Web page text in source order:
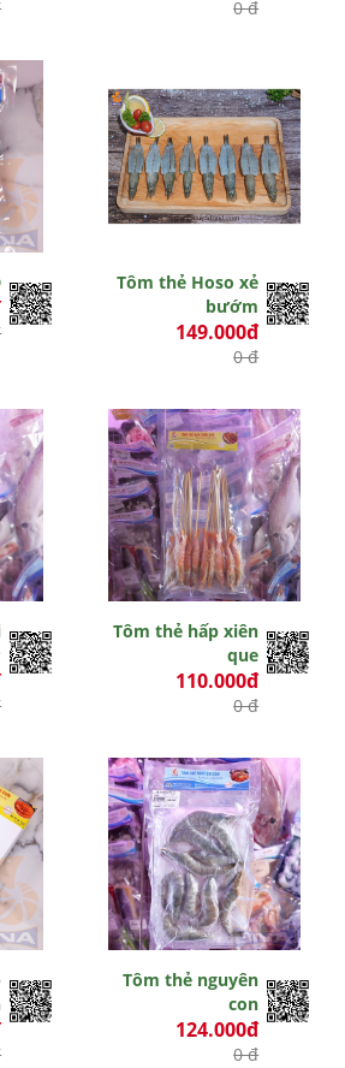
0 đ
Tôm thẻ Hoso xẻ
bướm
149.000đ
0 đ
Tôm thẻ hấp xiên
que
110.000đ
0 đ
Tôm thẻ nguyên
con
124.000đ
0 đ